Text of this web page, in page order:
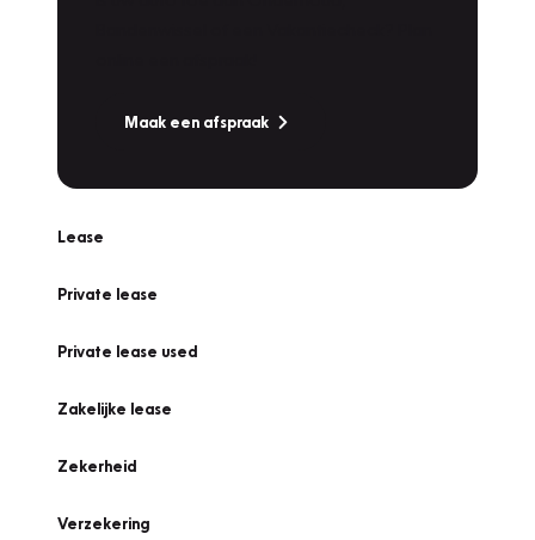
Maak een afspraak
Lease
Private lease
Private lease used
Zakelijke lease
Zekerheid
Verzekering